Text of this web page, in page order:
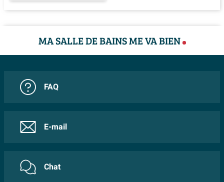
MA SALLE DE BAINS ME VA BIEN
FAQ
E-mail
Chat